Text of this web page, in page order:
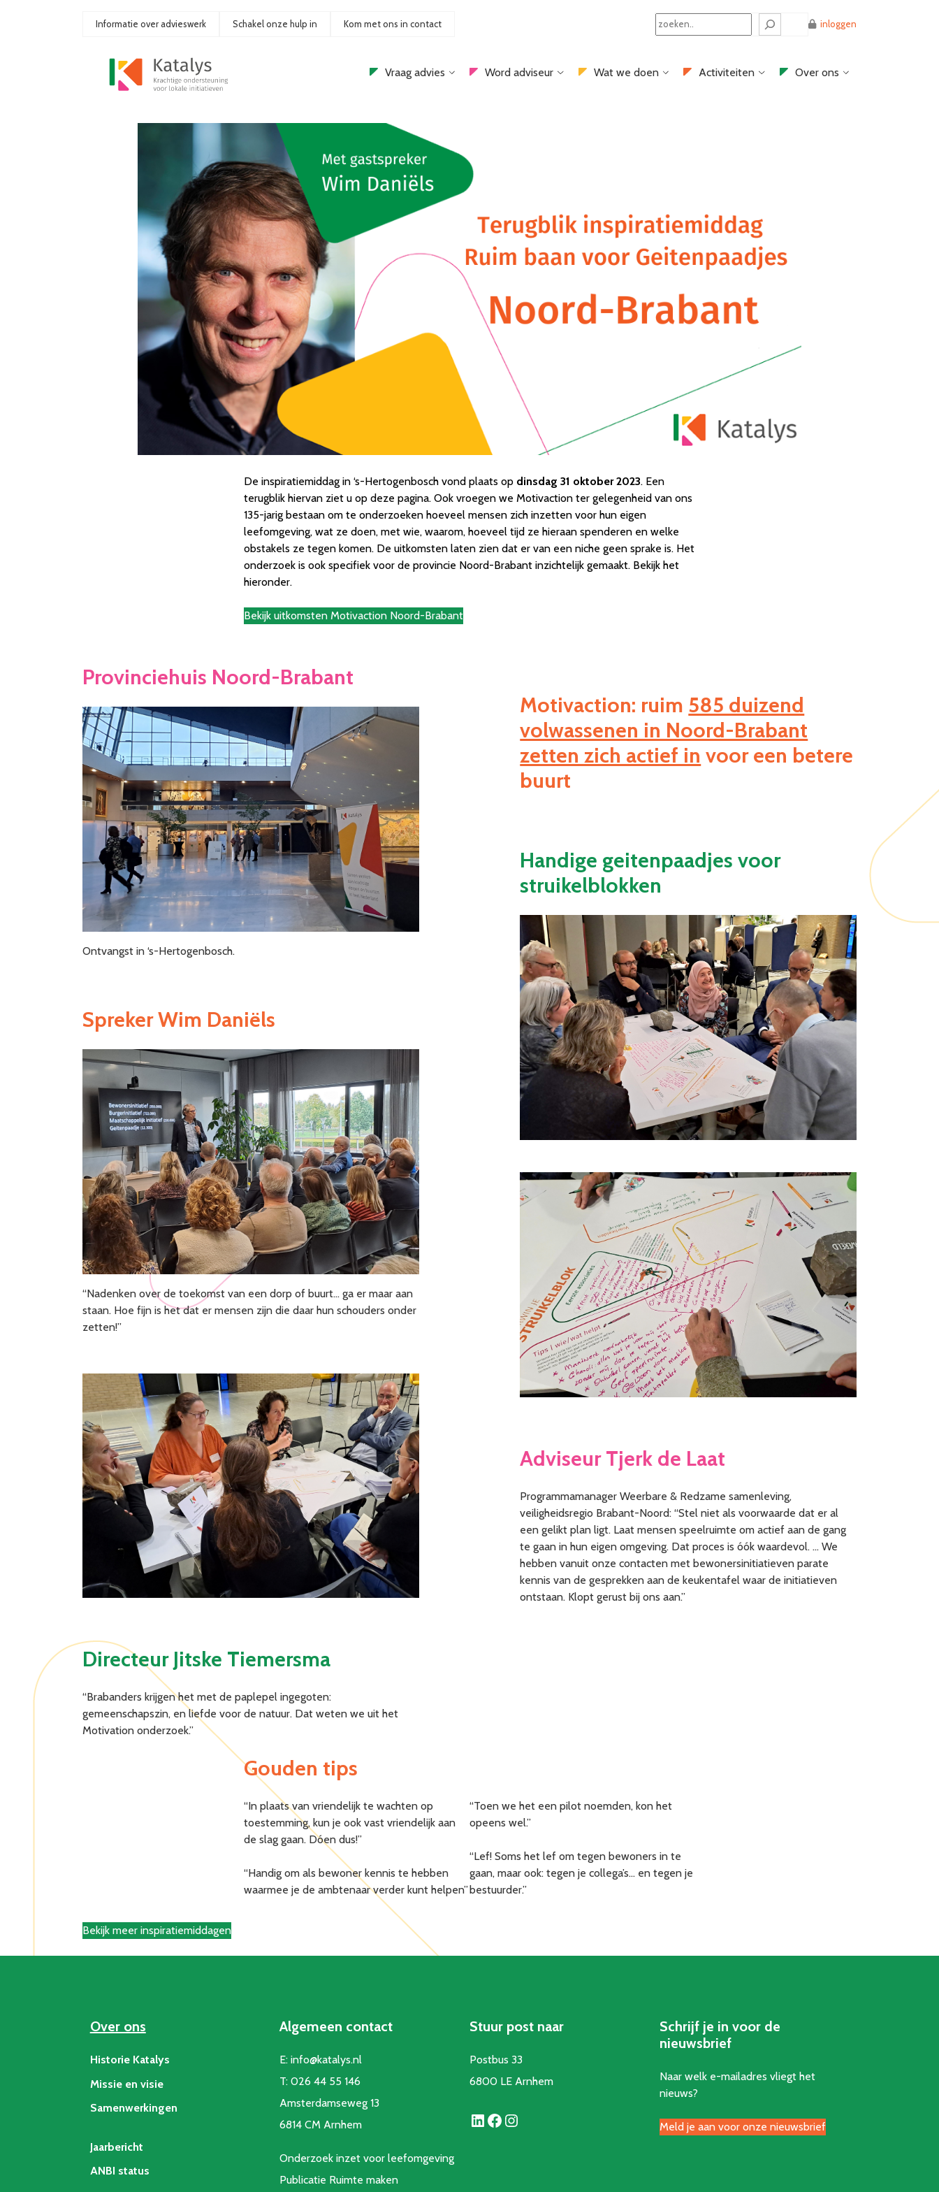
Informatie over advieswerk Schakel onze hulp in Kom met ons in contact
Search
inloggen
Vraag advies Word adviseur Wat we doen Activiteiten Over ons
De inspiratiemiddag in ‘s-Hertogenbosch vond plaats op dinsdag 31 oktober 2023. Een
terugblik hiervan ziet u op deze pagina. Ook vroegen we Motivaction ter gelegenheid van ons
135-jarig bestaan om te onderzoeken hoeveel mensen zich inzetten voor hun eigen
leefomgeving, wat ze doen, met wie, waarom, hoeveel tijd ze hieraan spenderen en welke
obstakels ze tegen komen. De uitkomsten laten zien dat er van een niche geen sprake is. Het
onderzoek is ook specifiek voor de provincie Noord-Brabant inzichtelijk gemaakt. Bekijk het
hieronder.
Bekijk uitkomsten Motivaction Noord-Brabant
Provinciehuis Noord-Brabant
Ontvangst in ‘s-Hertogenbosch.
Spreker Wim Daniëls
“Nadenken over de toekomst van een dorp of buurt… ga er maar aan
staan. Hoe fijn is het dat er mensen zijn die daar hun schouders onder
zetten!”
Directeur Jitske Tiemersma
“Brabanders krijgen het met de paplepel ingegoten:
gemeenschapszin, en liefde voor de natuur. Dat weten we uit het
Motivation onderzoek.”
Motivaction: ruim 585 duizend
volwassenen in Noord-Brabant
zetten zich actief in voor een betere
buurt
Handige geitenpaadjes voor
struikelblokken
Adviseur Tjerk de Laat
Programmamanager Weerbare & Redzame samenleving,
veiligheidsregio Brabant-Noord: “Stel niet als voorwaarde dat er al
een gelikt plan ligt. Laat mensen speelruimte om actief aan de gang
te gaan in hun eigen omgeving. Dat proces is óók waardevol. … We
hebben vanuit onze contacten met bewonersinitiatieven parate
kennis van de gesprekken aan de keukentafel waar de initiatieven
ontstaan. Klopt gerust bij ons aan.”
Gouden tips
“In plaats van vriendelijk te wachten op
toestemming, kun je ook vast vriendelijk aan
de slag gaan. Dóen dus!”
“Handig om als bewoner kennis te hebben
waarmee je de ambtenaar verder kunt helpen”
“Toen we het een pilot noemden, kon het
opeens wel.”
“Lef! Soms het lef om tegen bewoners in te
gaan, maar ook: tegen je collega’s… en tegen je
bestuurder.”
Bekijk meer inspiratiemiddagen
Over ons
Historie Katalys
Missie en visie
Samenwerkingen
Jaarbericht
ANBI status
Algemeen contact
E:info@katalys.nl
T:026 44 55 146
Amsterdamseweg 13
6814 CM Arnhem
Onderzoek inzet voor leefomgeving
Publicatie Ruimte maken
Stuur post naar
Postbus 33
6800 LE Arnhem
LinkedIn Facebook Instagram
Schrijf je in voor de
nieuwsbrief
Naar welk e-mailadres vliegt het
nieuws?
Meld je aan voor onze nieuwsbrief